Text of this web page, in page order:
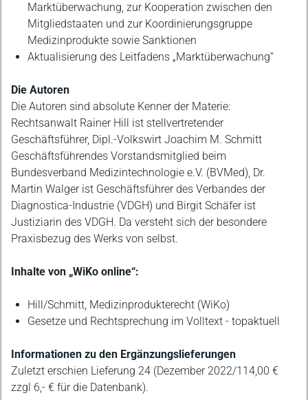
Marktüberwachung, zur Kooperation zwischen den
Mitgliedstaaten und zur Koordinierungsgruppe
Medizinprodukte sowie Sanktionen
Aktualisierung des Leitfadens „Marktüberwachung“
Die Autoren
Die Autoren sind absolute Kenner der Materie:
Rechtsanwalt Rainer Hill ist stellvertretender
Geschäftsführer, Dipl.-Volkswirt Joachim M. Schmitt
Geschäftsführendes Vorstandsmitglied beim
Bundesverband Medizintechnologie e.V. (BVMed), Dr.
Martin Walger ist Geschäftsführer des Verbandes der
Diagnostica-Industrie (VDGH) und Birgit Schäfer ist
Justiziarin des VDGH. Da versteht sich der besondere
Praxisbezug des Werks von selbst.
Inhalte von „WiKo online“:
Hill/Schmitt, Medizinprodukterecht (WiKo)
Gesetze und Rechtsprechung im Volltext - topaktuell
Informationen zu den Ergänzungslieferungen
Zuletzt erschien Lieferung 24 (Dezember 2022/114,00 €
zzgl 6,- € für die Datenbank).